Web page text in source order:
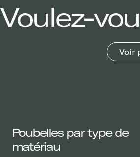
Voulez-
Voir
Poubelles par type de
matériau